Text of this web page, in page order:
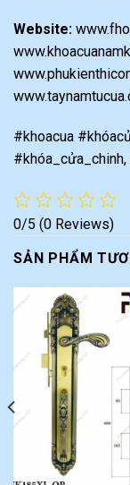
Website:
#khoacua
0/5 (0 Reviews)
SẢN PHẨM